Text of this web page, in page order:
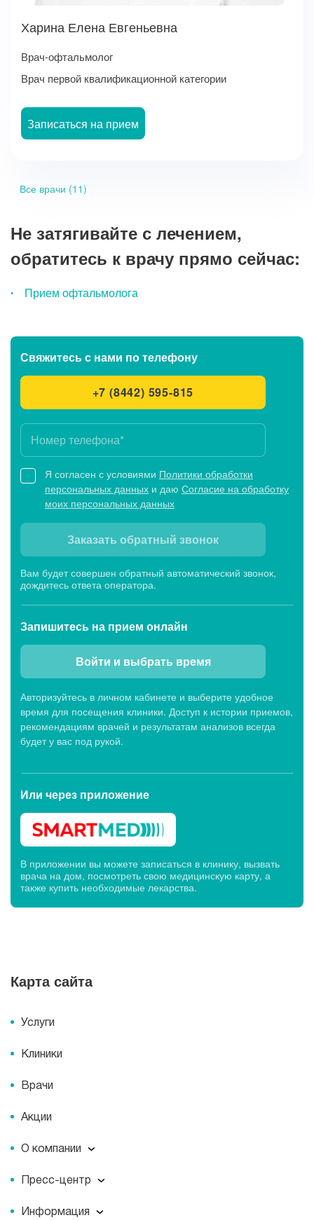
Харина Елена Евгеньевна
Врач-офтальмолог
Врач первой квалификационной категории
Записаться на прием
Все врачи (11)
Не затягивайте с лечением,
обратитесь к врачу прямо сейчас:
Прием офтальмолога
Свяжитесь с нами по телефону
+7 (8442) 595-815
Я согласен с условиями Политики обработки
персональных данных и даю Согласие на обработку
моих персональных данных
Заказать обратный звонок
Вам будет совершен обратный автоматический звонок,
дождитесь ответа оператора.
Запишитесь на прием онлайн
Войти и выбрать время
Авторизуйтесь в личном кабинете и выберите удобное
время для посещения клиники. Доступ к истории приемов,
рекомендациям врачей и результатам анализов всегда
будет у вас под рукой.
Или через приложение
В приложении вы можете записаться в клинику, вызвать
врача на дом, посмотреть свою медицинскую карту, а
также купить необходимые лекарства.
Карта сайта
Услуги
Клиники
Врачи
Акции
О компании
О компании
Миссия
История
Пресс-центр
Пресс-центр
Информация